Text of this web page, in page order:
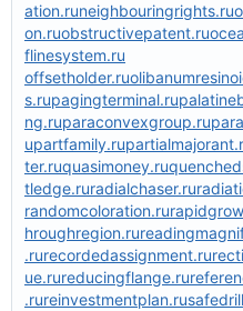
ation.runeighbouringrights.ru
on.ruobstructivepatent.ru
flinesystem.ru
offsetholder.ru
s.rupagingterminal.ru
ng.ruparaconvexgroup.ru
upartfamily.ru
ter.ruquasimoney.ru
tledge.ruradialchaser.ru
randomcoloration.ru
hroughregion.ru
.rurecordedassignment.ru
ue.rureducingflange.ru
.rureinvestmentplan.ru